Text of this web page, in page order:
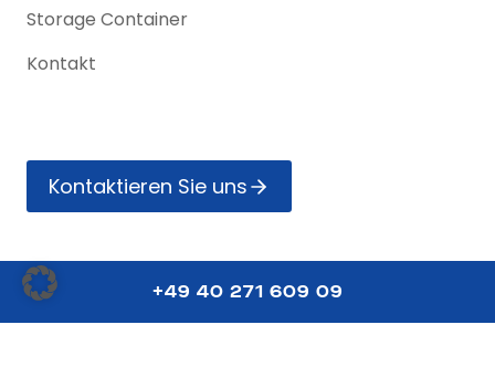
Storage Container
Kontakt
Kontak­tieren Sie uns
+49 40 271 609 09